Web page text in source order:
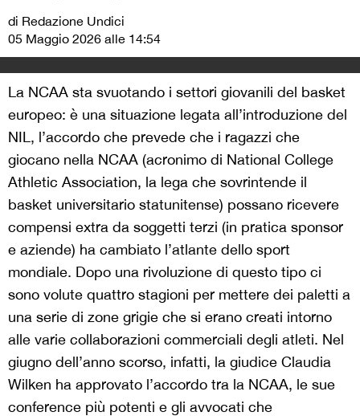
di Redazione Undici
05 Maggio 2026 alle 14:54
La NCAA sta svuotando i settori giovanili del basket
europeo: è una situazione legata all’introduzione del
NIL, l’accordo che prevede che i ragazzi che
giocano nella NCAA (acronimo di National College
Athletic Association, la lega che sovrintende il
basket universitario statunitense) possano ricevere
compensi extra da soggetti terzi (in pratica sponsor
e aziende) ha cambiato l’atlante dello sport
mondiale. Dopo una rivoluzione di questo tipo ci
sono volute quattro stagioni per mettere dei paletti a
una serie di zone grigie che si erano creati intorno
alle varie collaborazioni commerciali degli atleti. Nel
giugno dell’anno scorso, infatti, la giudice Claudia
Wilken ha approvato l’accordo tra la NCAA, le sue
conference più potenti e gli avvocati che